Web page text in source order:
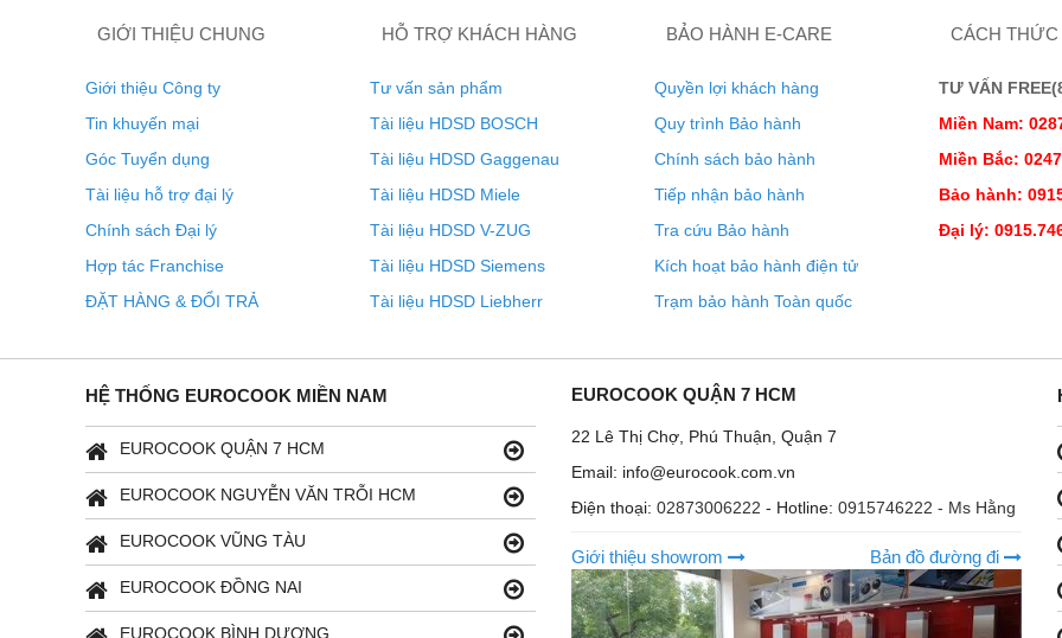
Bạn muốn chuẩn bị cho tương lai của "Nhà thông minh"? Tủ lạnh Liebherr đã chuẩn bị sẵn sàng cho cuộc sống hiện
đại và thông minh. Bạn có thể trang bị thêm SmartDeviceBox để kết nối Liebherr của bạn với Internet.
SmartDeviceBox có thể được cài đặt chỉ trong vài bước và sẽ mở ra toàn bộ thế giới khả năng kỹ thuật số cho bạn
ngay hôm nay.
GIỚI THIỆU CHUNG
Giới thiệu Công ty
Tin khuyến mại
Góc Tuyển dụng
Tài liệu hỗ trợ đại lý
Chính sách Đại lý
Hợp tác Franchise
ĐẶT HÀNG & ĐỔI TRẢ
HỖ TRỢ KHÁCH HÀNG
Tư vấn sản phẩm
Tài liệu HDSD BOSCH
Tài liệu HDSD Gaggenau
Tài liệu HDSD Miele
Tài liệu HDSD V-ZUG
Tài liệu HDSD Siemens
Tài liệu HDSD Liebherr
BẢO HÀNH E-CARE
Quyền lợi khách hàng
Quy trình Bảo hành
Chính sách bảo hành
Tiếp nhận bảo hành
Tra cứu Bảo hành
Kích hoạt bảo hành điện tử
Trạm bảo hành Toàn quốc
CÁCH THỨC
TƯ VẤN
Miền Nam:
Miền Bắc:
Bảo hành:
Đại lý:
HỆ THỐNG EUROCOOK MIỀN NAM
EUROCOOK QUẬN 7 HCM
EUROCOOK NGUYỄN VĂN TRỖI HCM
EUROCOOK VŨNG TÀU
EUROCOOK ĐỒNG NAI
EUROCOOK BÌNH DƯƠNG
EUROCOOK QUẬN 7 HCM
22 Lê Thị Chợ, Phú Thuận, Quận 7
Email: info@eurocook.com.vn
Điện thoại: 02873006222 - Hotline: 0915746222 - Ms Hằng
Giới thiệu showrom Bản đồ đường đi